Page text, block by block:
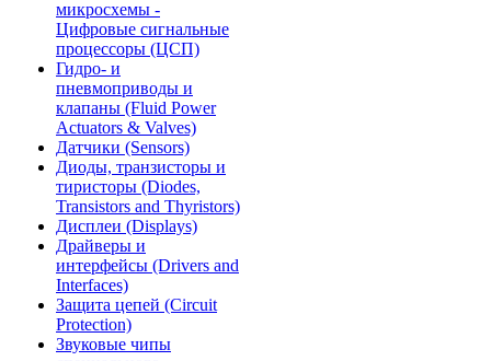
микросхемы -
Цифровые сигнальные
процессоры (ЦСП)
Гидро- и
пневмоприводы и
клапаны (Fluid Power
Actuators & Valves)
Датчики (Sensors)
Диоды, транзисторы и
тиристоры (Diodes,
Transistors and Thyristors)
Дисплеи (Displays)
Драйверы и
интерфейсы (Drivers and
Interfaces)
Защита цепей (Circuit
Protection)
Звуковые чипы